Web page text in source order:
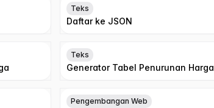
Teks
Daftar ke JSON
Teks
Generator Tabel Penurunan Harga
Pengembangan Web